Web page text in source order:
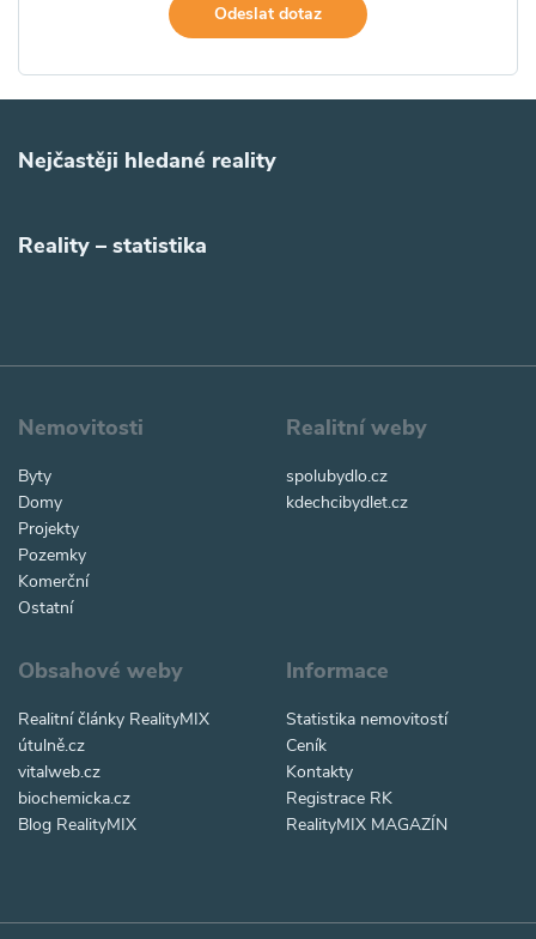
Odeslat dotaz
Nejčastěji hledané reality
Reality – statistika
Nemovitosti
Byty
Domy
Projekty
Pozemky
Komerční
Ostatní
Realitní weby
spolubydlo.cz
kdechcibydlet.cz
Obsahové weby
Realitní články RealityMIX
útulně.cz
vitalweb.cz
biochemicka.cz
Blog RealityMIX
Informace
Statistika nemovitostí
Ceník
Kontakty
Registrace RK
RealityMIX MAGAZÍN